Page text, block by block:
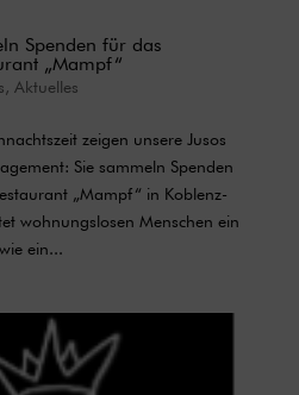
Spenden für das
„Mampf“
, Aktuelles
zeigen unsere Jusos
Sie sammeln Spenden
„Mampf“ in Koblenz-
wohnungslosen Menschen ein
ein...